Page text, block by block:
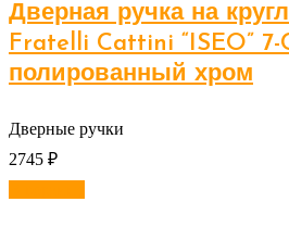
Дверная ручка на
Fratelli Cattini “ISEO” 7-
полированный хром
Дверные ручки
2745 ₽